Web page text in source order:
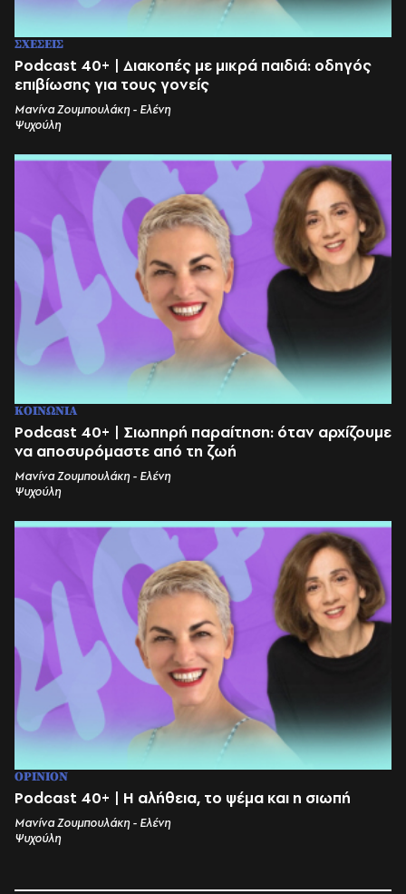
ΣΧΕΣΕΙΣ
Podcast 40+ | Διακοπές με μικρά παιδιά: οδηγός
επιβίωσης για τους γονείς
Μανίνα Ζουμπουλάκη - Ελένη
Ψυχούλη
ΚΟΙΝΩΝΙΑ
Podcast 40+ | Σιωπηρή παραίτηση: όταν αρχίζουμε
να αποσυρόμαστε από τη ζωή
Μανίνα Ζουμπουλάκη - Ελένη
Ψυχούλη
OPINION
Podcast 40+ | Η αλήθεια, το ψέμα και η σιωπή
Μανίνα Ζουμπουλάκη - Ελένη
Ψυχούλη